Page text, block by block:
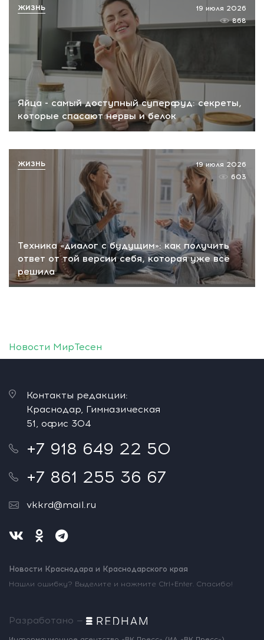
Яйца - самый доступный суперфуд: секреты,
которые спасают нервы и белок
19 июля 2026
868
ЖИЗНЬ
Техника «диалог с будущим»: как получить
ответ от той версии себя, которая уже всё
решила
19 июля 2026
603
ЖИЗНЬ
Новости МирТесен
Контакты редакции:
Краснодар, Гимназическая
51, офис 304
+7 918 649 22 50
+7 861 255 36 67
vkkrd@mail.ru
Новости Краснодара и Краснодарского края
Нашли ошибку? Выделите и нажмите Ctrl+Enter. Спасибо!
Разработано —